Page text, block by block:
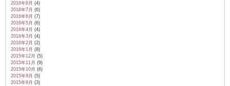
2016年8月 (4)
2016年7月 (6)
2016年6月 (7)
2016年5月 (6)
2016年4月 (4)
2016年3月 (4)
2016年2月 (2)
2016年1月 (8)
2015年12月 (5)
2015年11月 (9)
2015年10月 (6)
2015年9月 (5)
2015年8月 (3)